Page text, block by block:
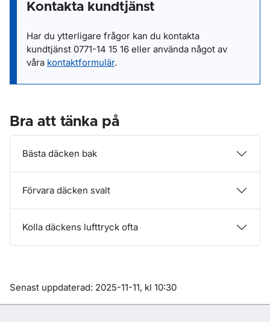
Kontakta kundtjänst
Har du ytterligare frågor kan du kontakta
kundtjänst 0771-14 15 16 eller använda något av
våra kontaktformulär.
Bra att tänka på
Bästa däcken bak
Förvara däcken svalt
Kolla däckens lufttryck ofta
Om sidan
Senast uppdaterad: 2025-11-11, kl 10:30